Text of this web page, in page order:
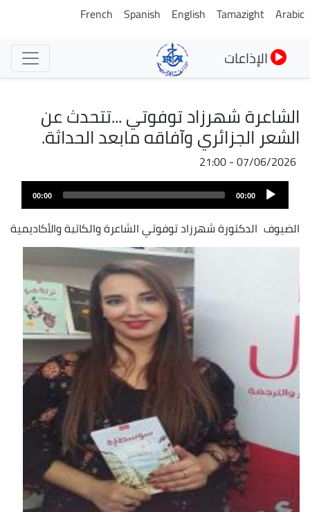
تجاوز
Arabic
Tamazight
English
Spanish
French
الإذاعات
الشاعرة شهرزاد توفوتي ...تتحدث عن
الشعر الجزائري وآفاقه مابعد الحداثة.
07/06/2026 - 21:00
Audio
Player
00:00
00:00
الضيوف الدكتورة شهرزاد توفوتي الشاعرة والكاتبة والأكاديمية